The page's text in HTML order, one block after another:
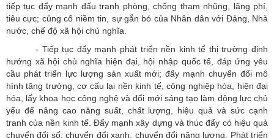
tiếp tục đẩy mạnh đấu tranh phòng, chống tham nhũng, lãng phí,
tiêu cực; củng cố niềm tin, sự gắn bó của Nhân dân với Đảng, Nhà
nước, chế độ xã hội chủ nghĩa.
- Tiếp tục đẩy mạnh phát triển nền kinh tế thị trường định
hướng xã hội chủ nghĩa hiện đại, hội nhập quốc tế, đáp ứng yêu
cầu phát triển lực lượng sản xuất mới; đẩy mạnh chuyển đổi mô
hình tăng trưởng, cơ cấu lại nền kinh tế, công nghiệp hóa, hiện đại
hóa, lấy khoa học công nghệ và đổi mới sáng tạo làm động lực chủ
yếu để nâng cao năng suất, chất lượng, hiệu quả và sức cạnh
tranh của nền kinh tế. Đẩy mạnh xây dựng và thúc đẩy có hiệu quả
chuyển đổi số, chuyển đổi xanh, chuyển đổi năng lượng. Phát triển